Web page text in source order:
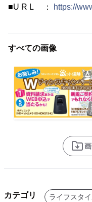
■U R L ：
https://
すべての画像
カテゴリ ライフスタ